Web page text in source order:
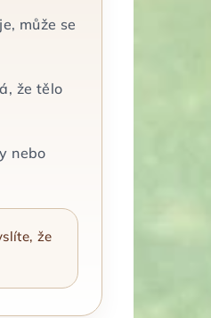
může se
že tělo
nebo
že